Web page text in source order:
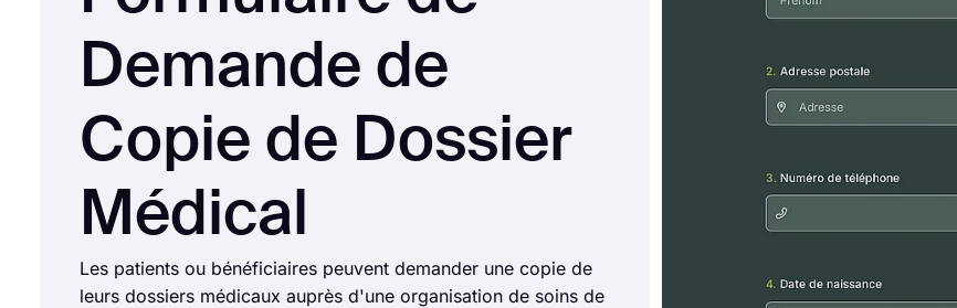
Demande de
Copie de Dossier
Médical
Les patients ou bénéficiaires peuvent demander une copie de
leurs dossiers médicaux auprès d'une organisation de soins de